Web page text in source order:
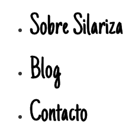
Sobre Silariza
Blog
Contacto